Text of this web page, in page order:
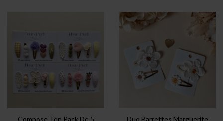
Compose Ton Pack De 5 Duo Barrettes Marguerite